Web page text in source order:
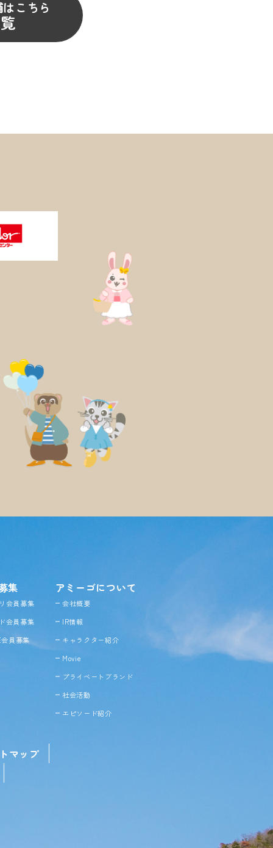
こちら
集
会員募集
会員募集
員募集
アミーゴについて
会社概要
IR情報
キャラクター紹介
Movie
プライベートブランド
社会活動
エピソード紹介
マップ